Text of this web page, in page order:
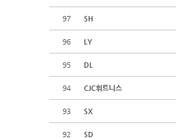
97 SH
96 LY
95 DL
94 CJC휘트니스
93 SX
92 SD